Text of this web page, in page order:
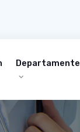
Departamente